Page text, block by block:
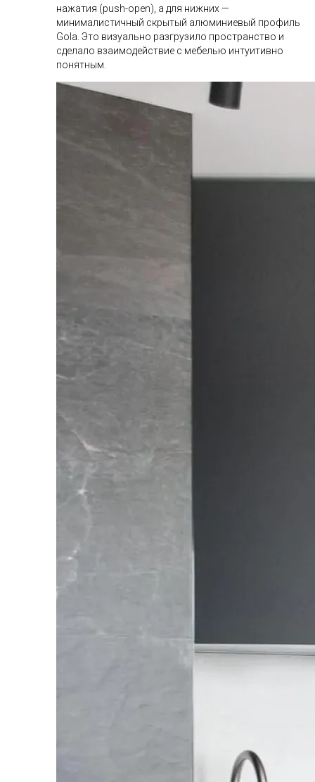
нажатия (push-open), а для нижних —
минималистичный скрытый алюминиевый профиль
Gola. Это визуально разгрузило пространство и
сделало взаимодействие с мебелью интуитивно
понятным.